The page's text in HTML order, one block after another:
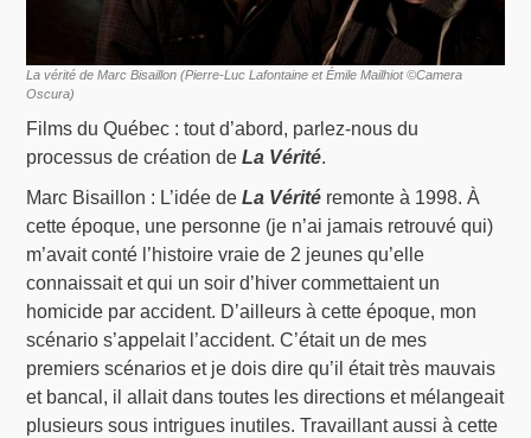
La vérité de Marc Bisaillon (Pierre-Luc Lafontaine et Émile Mailhiot ©Camera
Oscura)
Films du Québec : tout d’abord, parlez-nous du
processus de création deLa Vérité.
Marc Bisaillon : L’idée deLa Vérité remonte à 1998. À
cette époque, une personne (je n’ai jamais retrouvé qui)
m’avait conté l’histoire vraie de 2 jeunes qu’elle
connaissait et qui un soir d’hiver commettaient un
homicide par accident. D’ailleurs à cette époque, mon
scénario s’appelait l’accident. C’était un de mes
premiers scénarios et je dois dire qu’il était très mauvais
et bancal, il allait dans toutes les directions et mélangeait
plusieurs sous intrigues inutiles. Travaillant aussi à cette